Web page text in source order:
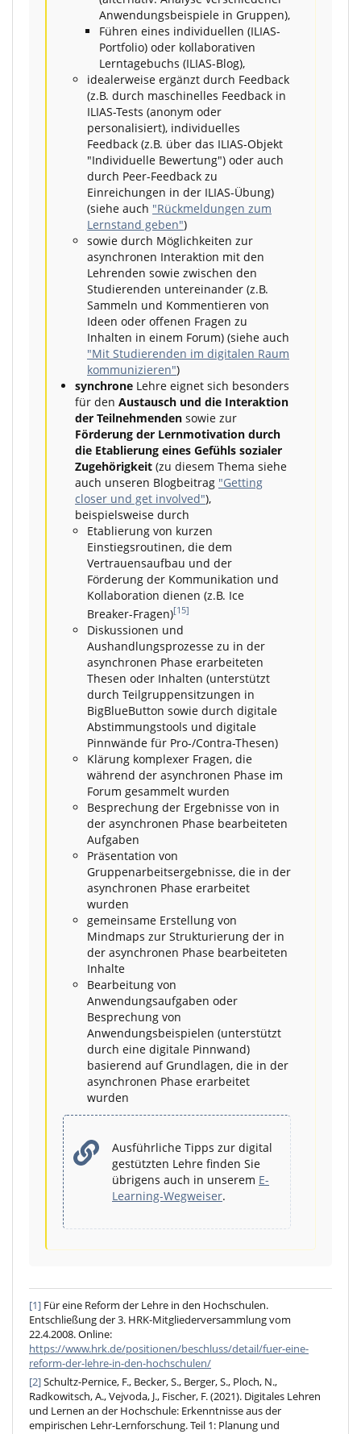
Anwendungsbeispiele in Gruppen),
Führen eines individuellen (ILIAS-
Portfolio) oder kollaborativen
Lerntagebuchs (ILIAS-Blog),
idealerweise ergänzt durch Feedback
(z.B. durch maschinelles Feedback in
ILIAS-Tests (anonym oder
personalisiert), individuelles
Feedback (z.B. über das ILIAS-Objekt
"Individuelle Bewertung") oder auch
durch Peer-Feedback zu
Einreichungen in der ILIAS-Übung)
(siehe auch "Rückmeldungen zum
Lernstand geben")
sowie durch Möglichkeiten zur
asynchronen Interaktion mit den
Lehrenden sowie zwischen den
Studierenden untereinander (z.B.
Sammeln und Kommentieren von
Ideen oder offenen Fragen zu
Inhalten in einem Forum) (siehe auch
"Mit Studierenden im digitalen Raum
kommunizieren")
synchrone Lehre eignet sich besonders
für den Austausch und die Interaktion
der Teilnehmenden sowie zur
Förderung der Lernmotivation durch
die Etablierung eines Gefühls sozialer
Zugehörigkeit (zu diesem Thema siehe
auch unseren Blogbeitrag "Getting
closer und get involved"),
beispielsweise durch
Etablierung von kurzen
Einstiegsroutinen, die dem
Vertrauensaufbau und der
Förderung der Kommunikation und
Kollaboration dienen (z.B. Ice
Breaker-Fragen)[15]
Diskussionen und
Aushandlungsprozesse zu in der
asynchronen Phase erarbeiteten
Thesen oder Inhalten (unterstützt
durch Teilgruppensitzungen in
BigBlueButton sowie durch digitale
Abstimmungstools und digitale
Pinnwände für Pro-/Contra-Thesen)
Klärung komplexer Fragen, die
während der asynchronen Phase im
Forum gesammelt wurden
Besprechung der Ergebnisse von in
der asynchronen Phase bearbeiteten
Aufgaben
Präsentation von
Gruppenarbeitsergebnisse, die in der
asynchronen Phase erarbeitet
wurden
gemeinsame Erstellung von
Mindmaps zur Strukturierung der in
der asynchronen Phase bearbeiteten
Inhalte
Bearbeitung von
Anwendungsaufgaben oder
Besprechung von
Anwendungsbeispielen (unterstützt
durch eine digitale Pinnwand)
basierend auf Grundlagen, die in der
asynchronen Phase erarbeitet
wurden
Ausführliche Tipps zur digital
gestützten Lehre finden Sie
übrigens auch in unserem E-
Learning-Wegweiser.
[1] Für eine Reform der Lehre in den Hochschulen.
Entschließung der 3. HRK-Mitgliederversammlung vom
22.4.2008. Online:
https://www.hrk.de/positionen/beschluss/detail/fuer-eine-
reform-der-lehre-in-den-hochschulen/
[2]Schultz-Pernice, F., Becker, S., Berger, S., Ploch, N.,
Radkowitsch, A., Vejvoda, J., Fischer, F. (2021). Digitales Lehren
und Lernen an der Hochschule: Erkenntnisse aus der
empirischen Lehr-Lernforschung. Teil 1: Planung und